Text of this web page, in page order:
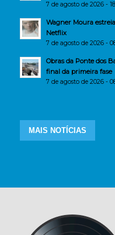
7 de agosto de 2026 -
Wagner Moura
Netflix
7 de agosto de 2026 -
Obras da Ponte dos
final da primeira fase
7 de agosto de 2026 -
MAIS NOTÍCIAS